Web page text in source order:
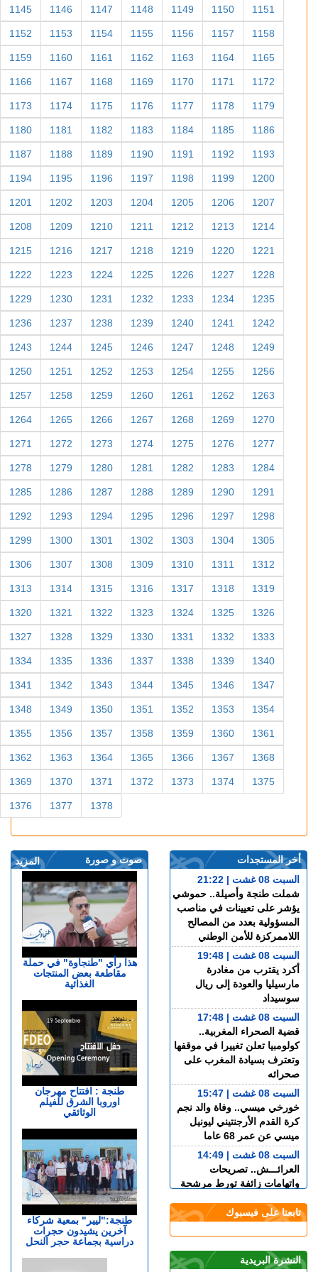
1145 1146 1147 1148 1149 1150 1151
1152 1153 1154 1155 1156 1157 1158
1159 1160 1161 1162 1163 1164 1165
1166 1167 1168 1169 1170 1171 1172
1173 1174 1175 1176 1177 1178 1179
1180 1181 1182 1183 1184 1185 1186
1187 1188 1189 1190 1191 1192 1193
1194 1195 1196 1197 1198 1199 1200
1201 1202 1203 1204 1205 1206 1207
1208 1209 1210 1211 1212 1213 1214
1215 1216 1217 1218 1219 1220 1221
1222 1223 1224 1225 1226 1227 1228
1229 1230 1231 1232 1233 1234 1235
1236 1237 1238 1239 1240 1241 1242
1243 1244 1245 1246 1247 1248 1249
1250 1251 1252 1253 1254 1255 1256
1257 1258 1259 1260 1261 1262 1263
1264 1265 1266 1267 1268 1269 1270
1271 1272 1273 1274 1275 1276 1277
1278 1279 1280 1281 1282 1283 1284
1285 1286 1287 1288 1289 1290 1291
1292 1293 1294 1295 1296 1297 1298
1299 1300 1301 1302 1303 1304 1305
1306 1307 1308 1309 1310 1311 1312
1313 1314 1315 1316 1317 1318 1319
1320 1321 1322 1323 1324 1325 1326
1327 1328 1329 1330 1331 1332 1333
1334 1335 1336 1337 1338 1339 1340
1341 1342 1343 1344 1345 1346 1347
1348 1349 1350 1351 1352 1353 1354
1355 1356 1357 1358 1359 1360 1361
1362 1363 1364 1365 1366 1367 1368
1369 1370 1371 1372 1373 1374 1375
1376 1377 1378
المزيد صوت و صورة
هذا رأي "طنجاوة" في حملة
مقاطعة بعض المنتجات
الغذائية
طنجة : افتتاح مهرجان
اوروبا الشرق للفيلم
الوثائقي
طنجة:"ليير" بمعية شركاء
آخرين يشيدون حجرات
دراسية بجماعة حجر النحل
أخر المستجدات
السبت 08 غشت | 21:22
شملت طنجة وأصيلة.. حموشي
يؤشر على تعيينات في مناصب
المسؤولية بعدد من المصالح
اللاممركزة للأمن الوطني
السبت 08 غشت | 19:48
أكرد يقترب من مغادرة
مارسيليا والعودة إلى ريال
سوسيداد
السبت 08 غشت | 17:48
قضية الصحراء المغربية..
كولومبيا تعلن تغييرا في موقفها
وتعترف بسيادة المغرب على
صحرائه
السبت 08 غشت | 15:47
خورخي ميسي.. وفاة والد نجم
كرة القدم الأرجنتيني ليونيل
ميسي عن عمر 68 عاما
السبت 08 غشت | 14:49
العرائـــش.. تصريحات
واتهامات زائفة تورط مرشحة
السبت 08 غشت | 12:40
أجرة ويصيب آخرين بجروح
تابعنا على فيسبوك
النشرة البريدية